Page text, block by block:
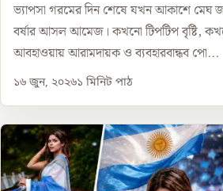
ভ্যাপসা গরমের দিন শেষে যখন আকাশে
বর্ষার আসল আমেজ। কখনো টিপটিপ বৃষ্টি,
আবহাওয়ায় আরামদায়ক ও ব্যবহারবান্ধব পো...
১৬ জুন, ২০২৬১ মিনিট পাঠ